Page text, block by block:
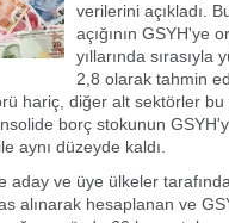
verilerini açıkladı.
açığının GSYH'ye
yıllarında
2,8 olarak tahmin
hariç, diğer alt sektörler bu
borç stokunun
aynı düzeyde kaldı.
aday ve üye ülkeler
alınarak hesaplanan ve